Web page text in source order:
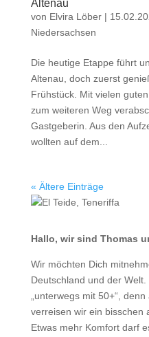
Altenau
von Elvira Löber|
Niedersachsen
Die heutige Etappe führt
Altenau, doch zuerst
Frühstück. Mit vielen
zum weiteren Weg
Gastgeberin. Aus den
wollten auf dem...
« Ältere Einträge
Hallo, wir sind Thomas
Wir möchten Dich
Deutschland und der
„unterwegs mit 50+“,
verreisen wir ein bisschen
Etwas mehr Komfort darf